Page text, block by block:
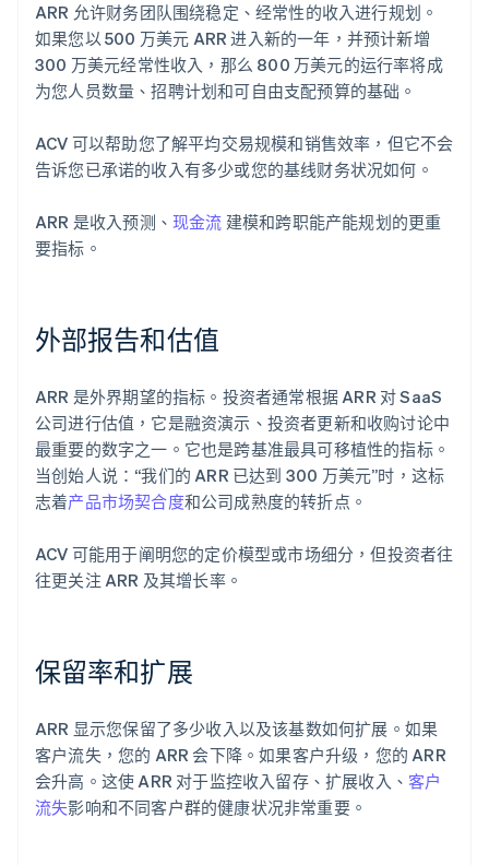
ARR 允许财务团队围绕稳定、经常性的收入进行规划。
如果您以 500 万美元 ARR 进入新的一年，并预计新增
300 万美元经常性收入，那么 800 万美元的运行率将成
为您人员数量、招聘计划和可自由支配预算的基础。
ACV 可以帮助您了解平均交易规模和销售效率，但它不会
告诉您已承诺的收入有多少或您的基线财务状况如何。
ARR 是收入预测、 现金流 建模和跨职能产能规划的更重
要指标。
外部报告和估值
ARR 是外界期望的指标。投资者通常根据 ARR 对 SaaS
公司进行估值，它是融资演示、投资者更新和收购讨论中
最重要的数字之一。它也是跨基准最具可移植性的指标。
当创始人说：“我们的 ARR 已达到 300 万美元”时，这标
志着产品市场契合度和公司成熟度的转折点。
ACV 可能用于阐明您的定价模型或市场细分，但投资者往
往更关注 ARR 及其增长率。
保留率和扩展
ARR 显示您保留了多少收入以及该基数如何扩展。如果
客户流失，您的 ARR 会下降。如果客户升级，您的 ARR
会升高。这使 ARR 对于监控收入留存、扩展收入、 客户
流失影响和不同客户群的健康状况非常重要。